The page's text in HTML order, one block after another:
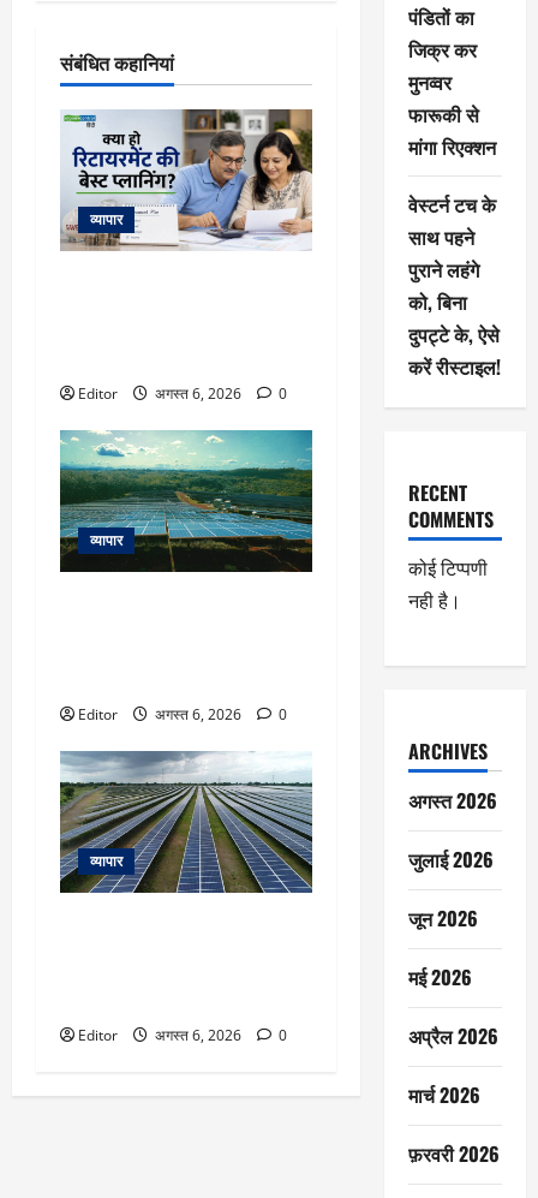
संबंधित कहानियां
व्यापार
Editor अगस्त 6, 2026 0
व्यापार
Editor अगस्त 6, 2026 0
व्यापार
Editor अगस्त 6, 2026 0
पंडितों का
जिक्र कर
मुनव्वर
फारूकी से
मांगा रिएक्शन
वेस्टर्न टच के
साथ पहने
पुराने लहंगे
को, बिना
दुपट्टे के, ऐसे
करें रीस्टाइल!
RECENT
COMMENTS
कोई टिप्पणी
नही है।
ARCHIVES
अगस्त 2026
जुलाई 2026
जून 2026
मई 2026
अप्रैल 2026
मार्च 2026
फ़रवरी 2026